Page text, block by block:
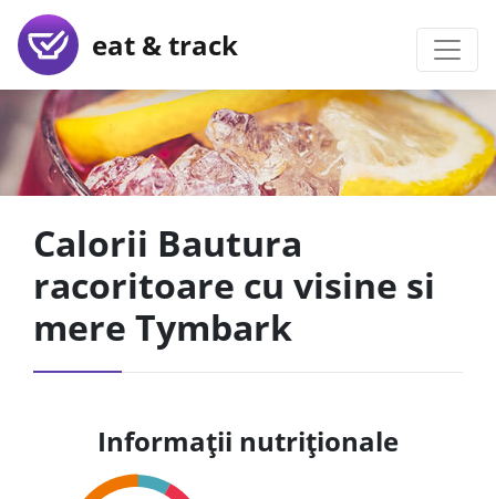
eat & track
Calorii Bautura
racoritoare cu visine si
mere Tymbark
Informații nutriționale